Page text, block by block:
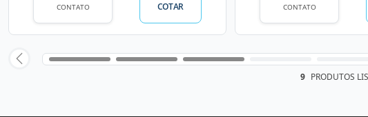
CONTATO COTAR CONTATO
9 PRODUTOS